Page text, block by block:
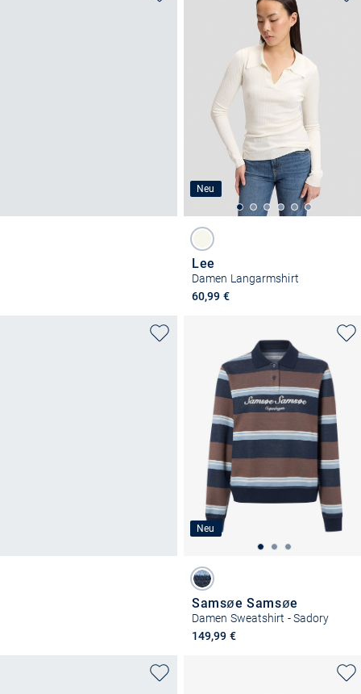
Neu
Lee
Damen Langarmshirt
60,99 €
Neu
Samsøe Samsøe
Damen Sweatshirt - Sadory
149,99 €